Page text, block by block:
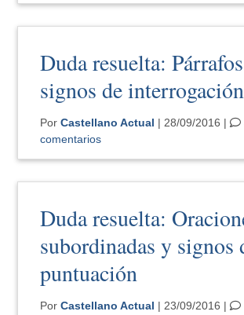
Duda resuelta:
signos de interrogación
PorCastellano Actual | 28/09/2016 |
comentarios
Duda resuelta:
subordinadas y signos
puntuación
PorCastellano Actual | 23/09/2016 |